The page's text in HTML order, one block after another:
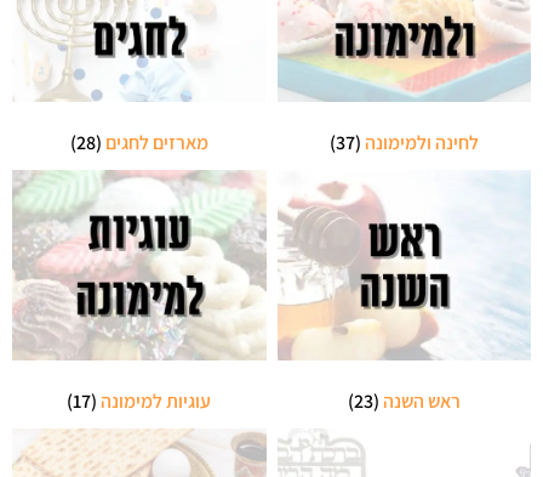
לחינה ולמימונה(37) מארזים לחגים (28)
ראש השנה(23) עוגיות למימונה(17)